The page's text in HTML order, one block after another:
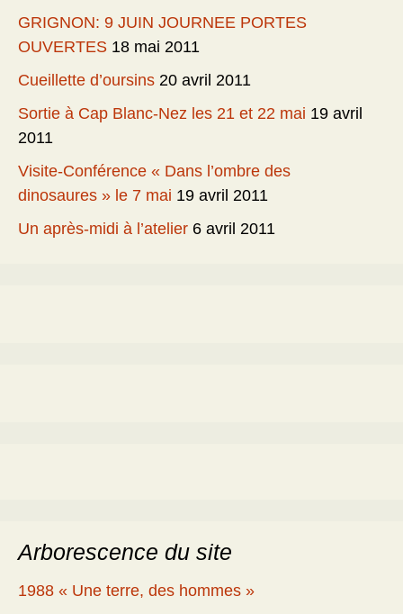
GRIGNON: 9 JUIN JOURNEE PORTES
OUVERTES 18 mai 2011
Cueillette d’oursins 20 avril 2011
Sortie à Cap Blanc-Nez les 21 et 22 mai 19 avril
2011
Visite-Conférence « Dans l’ombre des
dinosaures » le 7 mai 19 avril 2011
Un après-midi à l’atelier 6 avril 2011
Arborescence du site
1988 « Une terre, des hommes »